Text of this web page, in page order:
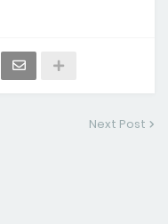
Next Post